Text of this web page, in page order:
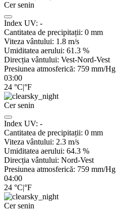
Cer senin
Index UV: -
Cantitatea de precipitații: 0 mm
Viteza vântului: 1.8 m/s
Umiditatea aerului: 61.3 %
Direcția vântului: Vest-Nord-Vest
Presiunea atmosferică: 759 mm/Hg
03:00
24 °C|°F
Cer senin
Index UV: -
Cantitatea de precipitații: 0 mm
Viteza vântului: 2.3 m/s
Umiditatea aerului: 64.3 %
Direcția vântului: Nord-Vest
Presiunea atmosferică: 759 mm/Hg
04:00
24 °C|°F
Cer senin